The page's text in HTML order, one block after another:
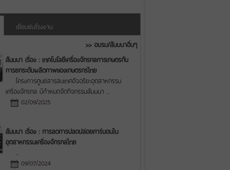
เยี่ยมชมโรงงาน
>> อบรม/สัมมนาอื่นๆ
สัมมนา เรื่อง : เทคโนโลยีเครื่องจักรกลการเกษตรกับ
การยกระดับผลิตภาพของเกษตรกรไทย
โครงการศูนย์สารสนเทศอัจฉริยะอุตสาหกรรม
เครื่องจักรกล มีกำหนดจัดกิจกรรมสัมมนา ...
02/09/2025
สัมมนา เรื่อง : การลดการปลดปล่อยคาร์บอนใน
อุตสาหกรรมเครื่องจักรกลไทย
...
09/07/2024